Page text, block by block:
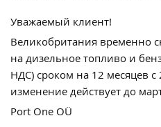
Уважаемый клиент!
Великобритания временно
на дизельное топливо и
НДС) сроком на 12 месяцев
изменение действует до
Port One OÜ